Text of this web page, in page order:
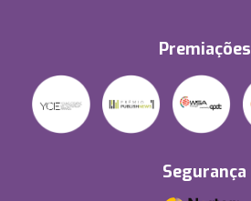
Premiações
Segurança